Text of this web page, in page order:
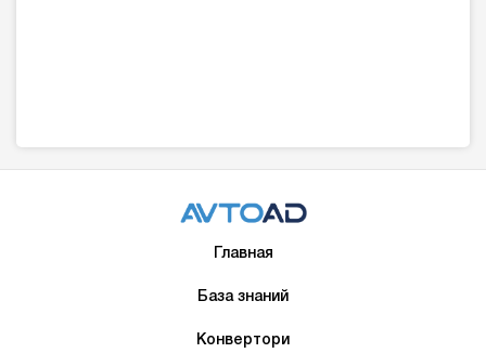
Главная
База знаний
Конвертори